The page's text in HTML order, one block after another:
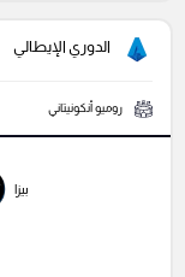
الدوري الإيطالي
روميو أنكونيتاني
بيزا